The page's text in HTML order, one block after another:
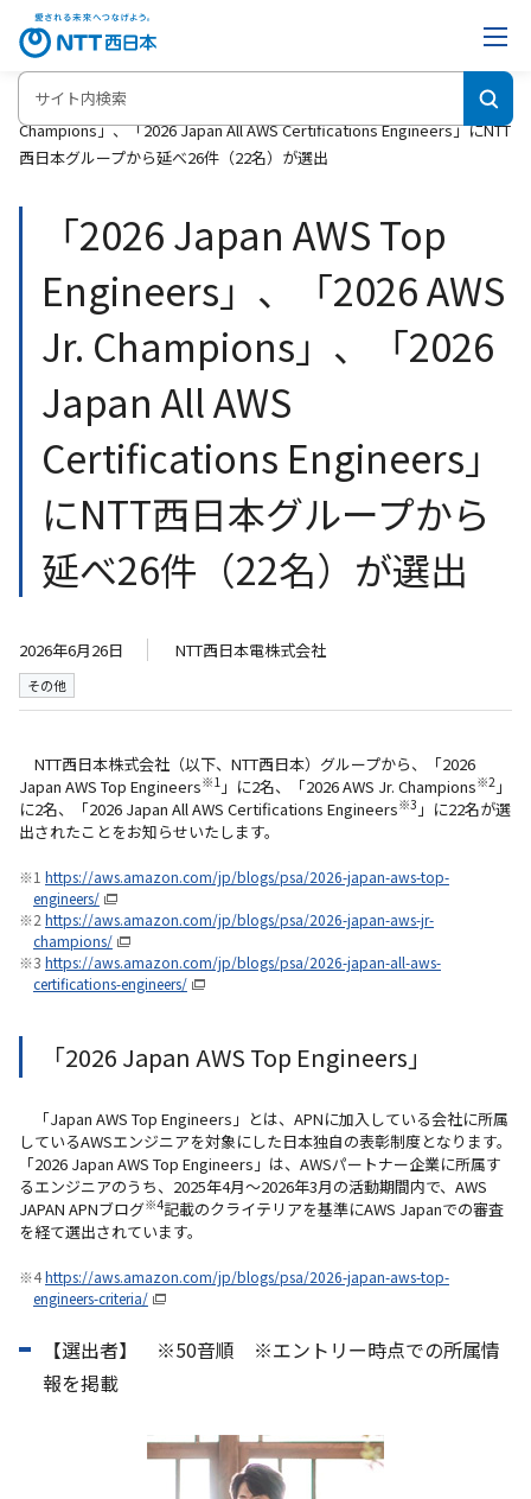
ホーム
「2026 Japan AWS Top Engineers」、「2026 AWS Jr.
Champions」、「2026 Japan All AWS Certifications Engineers」にNTT
西日本グループから延べ26件（22名）が選出
「2026 Japan AWS Top
Engineers」、「2026 AWS
Jr. Champions」、「2026
Japan All AWS
Certifications Engineers」
にNTT西日本グループから
延べ26件（22名）が選出
2026年6月26日 NTT西日本電株式会社
その他
NTT西日本株式会社（以下、NTT西日本）グループから、「2026
Japan AWS Top Engineers※1 」に2名、「2026 AWS Jr. Champions※2 」
に2名、「2026 Japan All AWS Certifications Engineers※3 」に22名が選
出されたことをお知らせいたします。
※1 https://aws.amazon.com/jp/blogs/psa/2026-japan-aws-top-
engineers/
※2 https://aws.amazon.com/jp/blogs/psa/2026-japan-aws-jr-
champions/
※3 https://aws.amazon.com/jp/blogs/psa/2026-japan-all-aws-
certifications-engineers/
「2026 Japan AWS Top Engineers」
「Japan AWS Top Engineers」とは、APNに加⼊している会社に所属
しているAWSエンジニアを対象にした⽇本独⾃の表彰制度となります。
「2026 Japan AWS Top Engineers」は、AWSパートナー企業に所属す
るエンジニアのうち、2025年4⽉〜2026年3⽉の活動期間内で、AWS
JAPAN APNブログ※4記載のクライテリアを基準にAWS Japanでの審査
を経て選出されています。
※4https://aws.amazon.com/jp/blogs/psa/2026-japan-aws-top-
engineers-criteria/
【選出者】 ※50音順 ※エントリー時点での所属情
報を掲載